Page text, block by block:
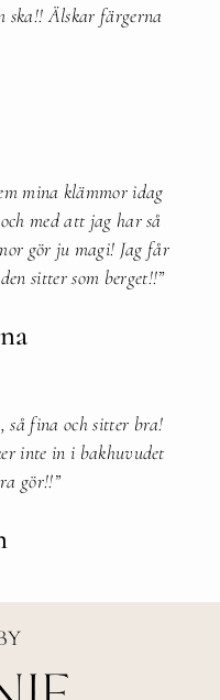
ska!! Älskar färgerna
mina klämmor idag
med att jag har så
gör ju magi! Jag får
sitter som berget!!”​
så fina och sitter bra!
inte in i bakhuvudet
gör!!”